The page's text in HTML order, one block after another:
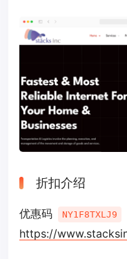
折扣介绍
优惠码 NY1F8TXLJ9
https://